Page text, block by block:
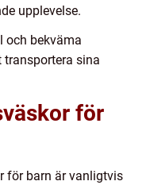
upplevelse.
och bekväma
sina
för
för barn är vanligtvis